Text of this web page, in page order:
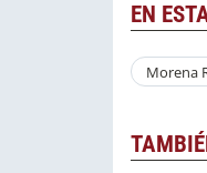
EN
Morena